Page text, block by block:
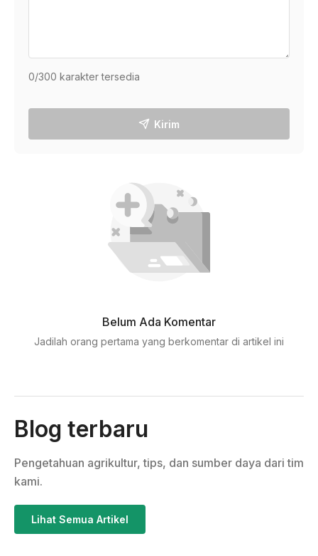
0/300 karakter tersedia
Kirim
Belum Ada Komentar
Jadilah orang pertama yang berkomentar di artikel ini
Blog terbaru
Pengetahuan agrikultur, tips, dan sumber daya dari tim
kami.
Lihat Semua Artikel